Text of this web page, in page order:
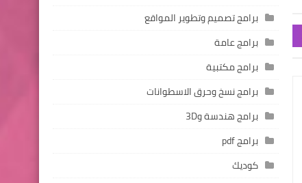
برامج تصميم وتطوير المواقع
برامج عامة
برامج مكتبية
برامج نسخ وحرق الاسطوانات
برامج هندسة و3D
برامج pdf
كوديك